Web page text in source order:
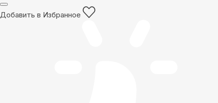
Добавить в Избранное